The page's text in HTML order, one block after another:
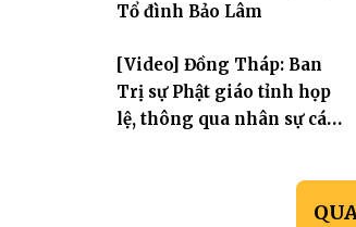
Tổ đình Bảo Lâm
[Video] Đồng Tháp: Ban
Trị sự Phật giáo tỉnh họp
lệ, thông qua nhân sự các